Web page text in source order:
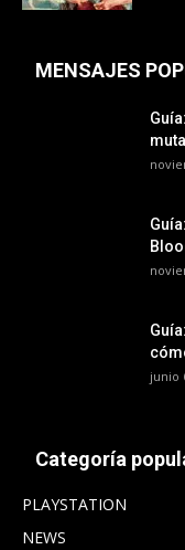
MENSAJES
junio
Categoría
PLAYSTATION
NEWS